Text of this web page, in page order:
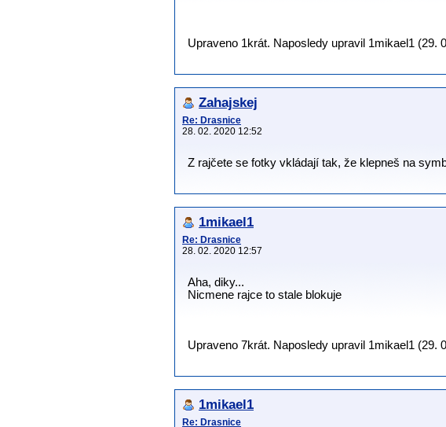
Upraveno 1krát. Naposledy upravil 1mikael1 (29.
Zahajskej
Re: Drasnice
28. 02. 2020 12:52
Z rajčete se fotky vkládají tak, že klepneš na
1mikael1
Re: Drasnice
28. 02. 2020 12:57
Aha, diky...
Nicmene rajce to stale blokuje
Upraveno 7krát. Naposledy upravil 1mikael1 (29.
1mikael1
Re: Drasnice